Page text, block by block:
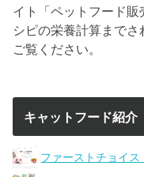
イト「ペットフード
シピの栄養計算まで
ご覧ください。
キャットフード紹介
ファーストチョイス